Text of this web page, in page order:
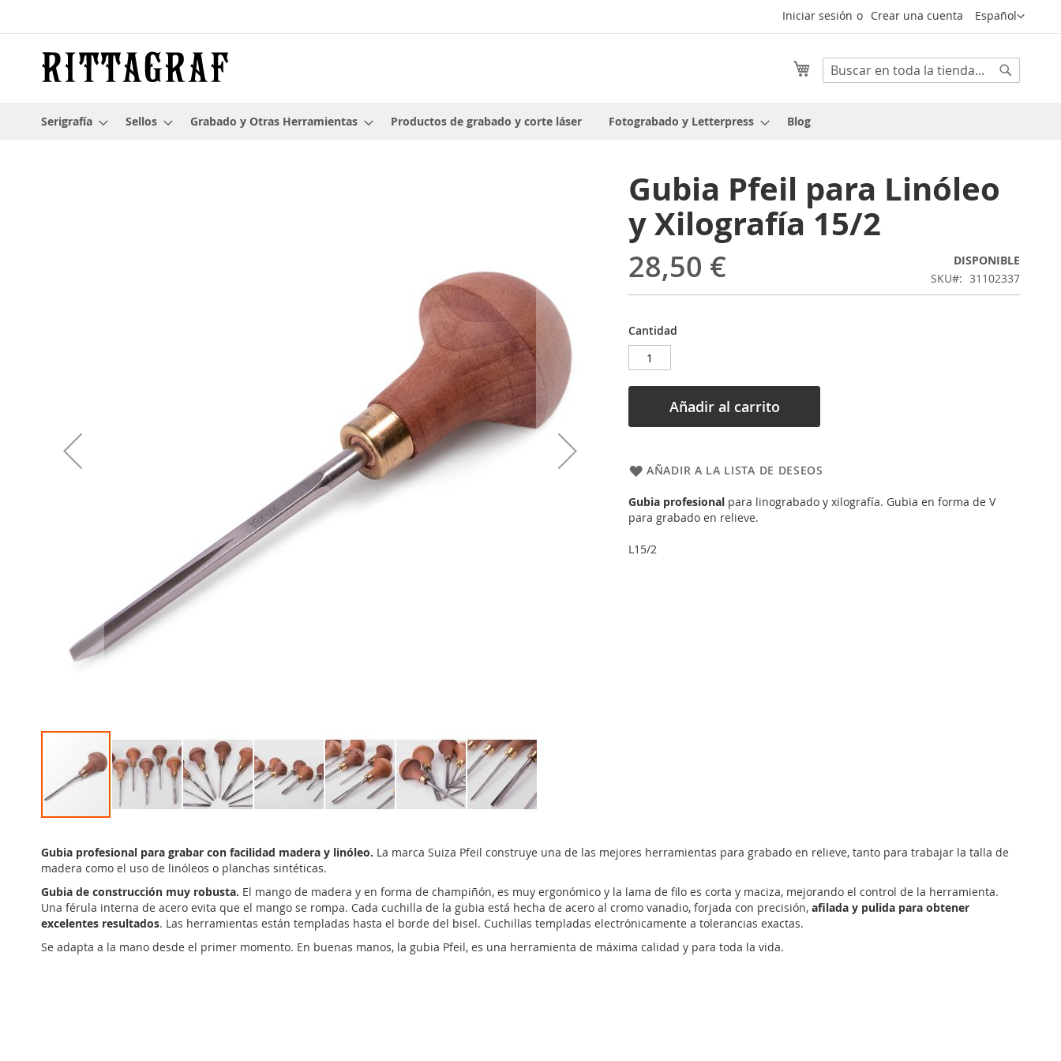
Lenguaje
Español
Iniciar sesión Crear una cuenta
Buscar
Mi cesta
Serigrafía Sellos Grabado y Otras Herramientas Productos de grabado y corte láser Fotograbado y Letterpress Blog
Gubia Pfeil para Linóleo
y Xilografía 15/2
28,50 €
DISPONIBLE
SKU
31102337
Cantidad
Añadir al carrito
AÑADIR A LA LISTA DE DESEOS
Gubia profesional para linograbado y xilografía. Gubia en forma de V
para grabado en relieve.
L15/2
comienzo
de
la
galería
de
Gubia profesional para grabar con facilidad madera y linóleo. La marca Suiza Pfeil construye una de las mejores herramientas para grabado en relieve, tanto para trabajar la talla de
madera como el uso de linóleos o planchas sintéticas.
Gubia de construcción muy robusta. El mango de madera y en forma de champiñón, es muy ergonómico y la lama de filo es corta y maciza, mejorando el control de la herramienta.
Una férula interna de acero evita que el mango se rompa. Cada cuchilla de la gubia está hecha de acero al cromo vanadio, forjada con precisión, afilada y pulida para obtener
excelentes resultados. Las herramientas están templadas hasta el borde del bisel. Cuchillas templadas electrónicamente a tolerancias exactas.
Se adapta a la mano desde el primer momento. En buenas manos, la gubia Pfeil, es una herramienta de máxima calidad y para toda la vida.